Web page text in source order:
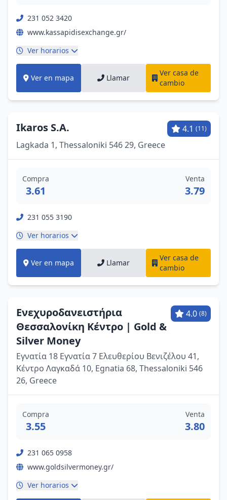
231 052 3420
www.kassapidisexchange.gr/
Ver horarios
Ver en mapa Llamar
Ver casa de
cambio
Ikaros S.A. 4.1 (11)
Lagkada 1, Thessaloniki 546 29, Greece
Compra
3.61
Venta
3.79
231 055 3190
Ver horarios
Ver en mapa Llamar
Ver casa de
cambio
Ενεχυροδανειστήρια
Θεσσαλονίκη Κέντρο | Gold &
Silver Money
4.0 (8)
Εγνατία 18 Εγνατία 7 Ελευθερίου Βενιζέλου 41,
Κέντρο Λαγκαδά 10, Egnatia 68, Thessaloniki 546
26, Greece
Compra
3.55
Venta
3.80
231 065 0958
www.goldsilvermoney.gr/
Ver horarios